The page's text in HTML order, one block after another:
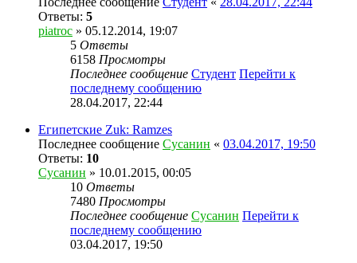
Ответы: 5
piatroc » 05.12.2014, 19:07
5 Ответы
6158 Просмотры
Последнее сообщение Студент Перейти к
последнему сообщению
28.04.2017, 22:44
Египетские Zuk: Ramzes
Последнее сообщение Сусанин « 03.04.2017, 19:50
Ответы: 10
Сусанин » 10.01.2015, 00:05
10 Ответы
7480 Просмотры
Последнее сообщение Сусанин Перейти к
последнему сообщению
03.04.2017, 19:50